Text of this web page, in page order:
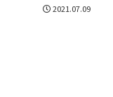
2021.07.09